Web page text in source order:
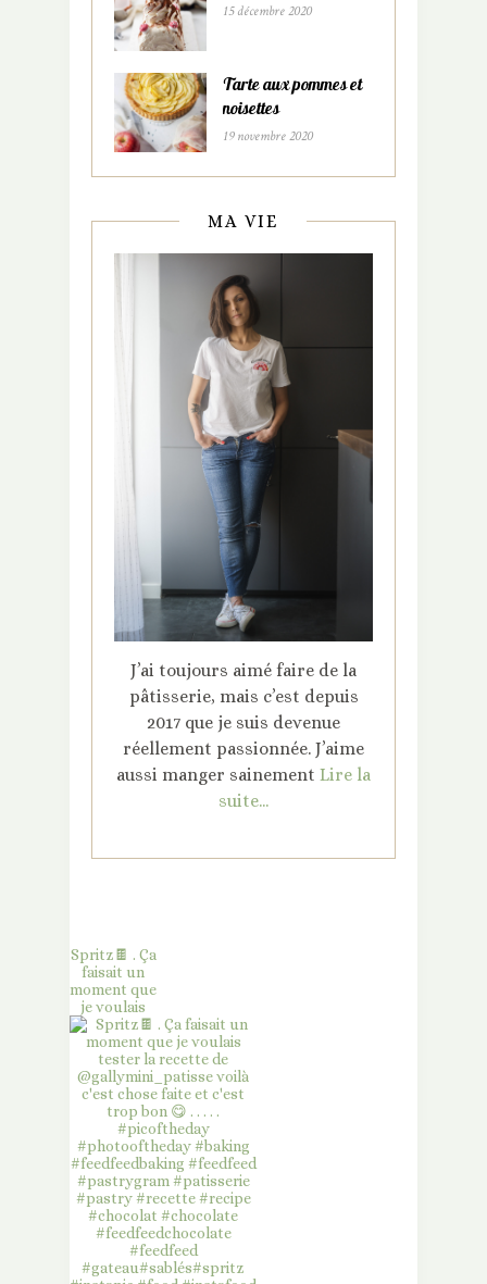
15 décembre 2020
Tarte aux pommes et
noisettes
19 novembre 2020
MA VIE
J’ai toujours aimé faire de la
pâtisserie, mais c’est depuis
2017 que je suis devenue
réellement passionnée. J’aime
aussi manger sainement Lire la
suite...
Spritz🍫 . Ça
faisait un
moment que
je voulais